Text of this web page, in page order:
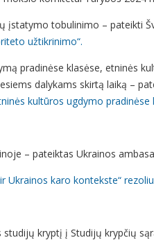
įstatymo tobulinimo –
užtikrinimo“.
pradinėse klasėse, etninės
dalykams skirtą laiką –
kultūros ugdymo pradinėse
– pateiktas Ukrainos
Ukrainos karo kontekste“
kryptį į Studijų krypčių